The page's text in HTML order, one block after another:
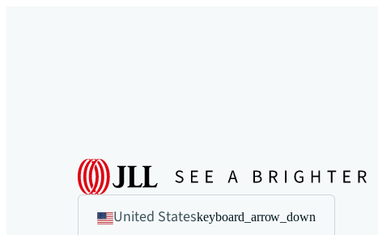
United Stateskeyboard_arrow_down